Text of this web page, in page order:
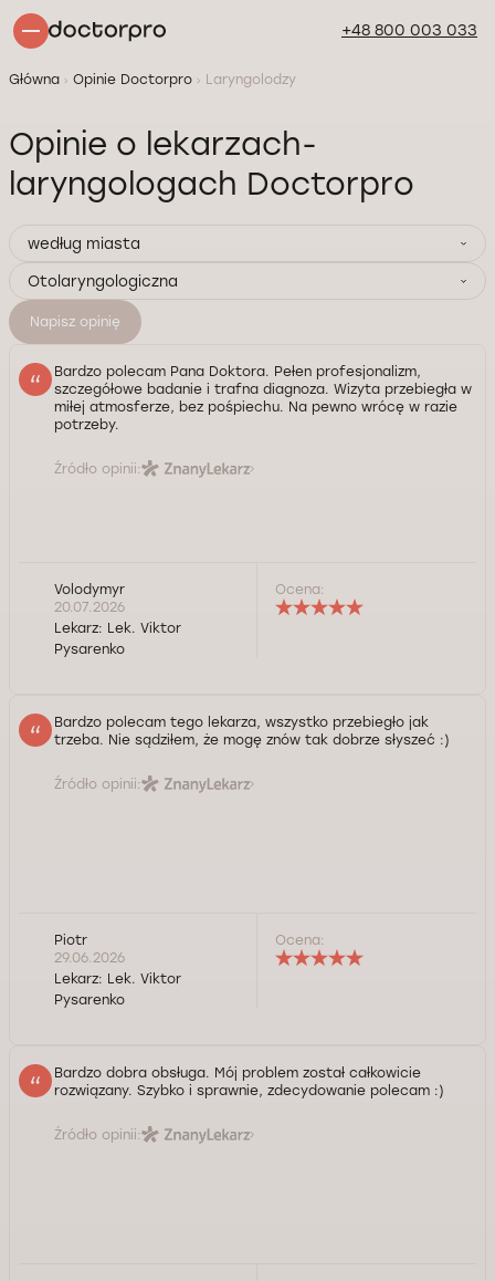
+48 800 003 033
Główna Opinie Doctorpro Laryngolodzy
Opinie o lekarzach-
laryngologach Doctorpro
według miasta
Otolaryngologiczna
Napisz opinię
Bardzo polecam Pana Doktora. Pełen profesjonalizm,
szczegółowe badanie i trafna diagnoza. Wizyta przebiegła w
miłej atmosferze, bez pośpiechu. Na pewno wrócę w razie
potrzeby.
Źródło opinii:
Volodymyr
20.07.2026
Lekarz: Lek. Viktor
Pysarenko
Ocena:
Bardzo polecam tego lekarza, wszystko przebiegło jak
trzeba. Nie sądziłem, że mogę znów tak dobrze słyszeć :)
Źródło opinii:
Piotr
29.06.2026
Lekarz: Lek. Viktor
Pysarenko
Ocena:
Bardzo dobra obsługa. Mój problem został całkowicie
rozwiązany. Szybko i sprawnie, zdecydowanie polecam :)
Źródło opinii: